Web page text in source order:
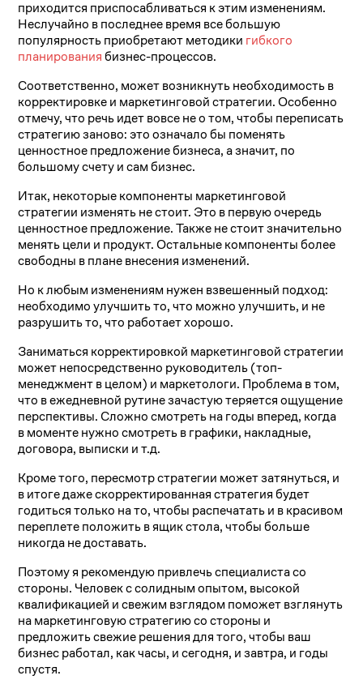
приходится приспосабливаться к этим изменениям.
Неслучайно в последнее время все большую
популярность приобретают методики гибкого
планированиябизнес-процессов.
Соответственно, может возникнуть необходимость в
корректировке и маркетинговой стратегии. Особенно
отмечу, что речь идет вовсе не о том, чтобы переписать
стратегию заново: это означало бы поменять
ценностное предложение бизнеса, а значит, по
большому счету и сам бизнес.
Итак, некоторые компоненты маркетинговой
стратегии изменять не стоит. Это в первую очередь
ценностное предложение. Также не стоит значительно
менять цели и продукт. Остальные компоненты более
свободны в плане внесения изменений.
Но к любым изменениям нужен взвешенный подход:
необходимо улучшить то, что можно улучшить, и не
разрушить то, что работает хорошо.
Заниматься корректировкой маркетинговой стратегии
может непосредственно руководитель (топ-
менеджмент в целом) и маркетологи. Проблема в том,
что в ежедневной рутине зачастую теряется ощущение
перспективы. Сложно смотреть на годы вперед, когда
в моменте нужно смотреть в графики, накладные,
договора, выписки и т.д.
Кроме того, пересмотр стратегии может затянуться, и
в итоге даже скорректированная стратегия будет
годиться только на то, чтобы распечатать и в красивом
переплете положить в ящик стола, чтобы больше
никогда не доставать.
Поэтому я рекомендую привлечь специалиста со
стороны. Человек с солидным опытом, высокой
квалификацией и свежим взглядом поможет взглянуть
на маркетинговую стратегию со стороны и
предложить свежие решения для того, чтобы ваш
бизнес работал, как часы, и сегодня, и завтра, и годы
спустя.